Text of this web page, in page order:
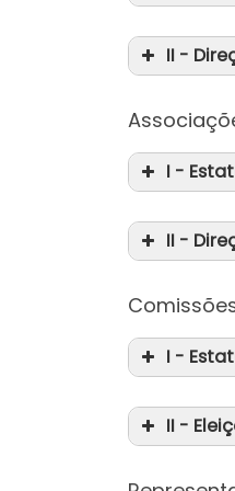
II -
I -
II -
I -
II -